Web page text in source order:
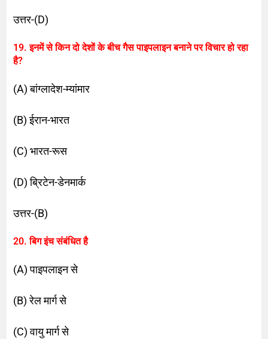
उत्तर-(D)
19. इनमें से किन दो देशों के बीच गैस पाइपलाइन बनाने पर विचार हो रहा
है?
(A) बांग्लादेश-म्यांमार
(B) ईरान-भारत
(C) भारत-रूस
(D) ब्रिटेन-डेनमार्क
उत्तर-(B)
20. बिग इंच संबंधित है
(A) पाइपलाइन से
(B) रेल मार्ग से
(C) वायु मार्ग से